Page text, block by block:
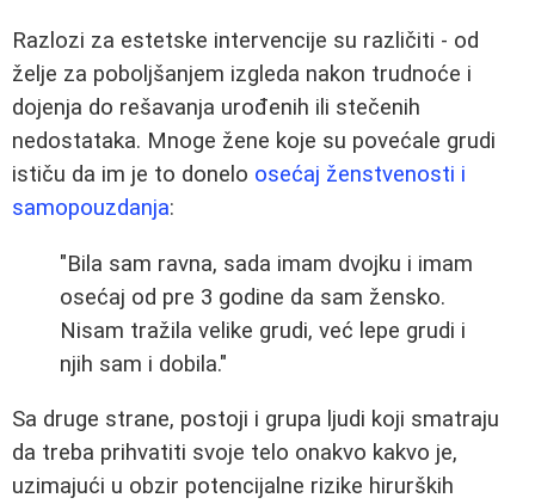
Razlozi za estetske intervencije su različiti - od
želje za poboljšanjem izgleda nakon trudnoće i
dojenja do rešavanja urođenih ili stečenih
nedostataka. Mnoge žene koje su povećale grudi
ističu da im je to donelo osećaj ženstvenosti i
samopouzdanja:
"Bila sam ravna, sada imam dvojku i imam
osećaj od pre 3 godine da sam žensko.
Nisam tražila velike grudi, već lepe grudi i
njih sam i dobila."
Sa druge strane, postoji i grupa ljudi koji smatraju
da treba prihvatiti svoje telo onakvo kakvo je,
uzimajući u obzir potencijalne rizike hirurških